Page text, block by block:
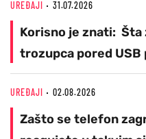
UREĐAJI 31.07.2026
Korisno je znati: Šta
trozupca pored USB
UREĐAJI 02.08.2026
Zašto se telefon